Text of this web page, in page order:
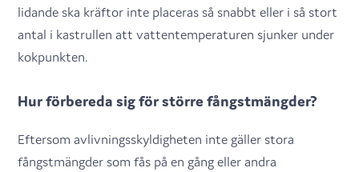
lidande ska kräftor inte placeras så snabbt eller i så stort
antal i kastrullen att vattentemperaturen sjunker under
kokpunkten.
Hur förbereda sig för större fångstmängder?
Eftersom avlivningsskyldigheten inte gäller stora
fångstmängder som fås på en gång eller andra